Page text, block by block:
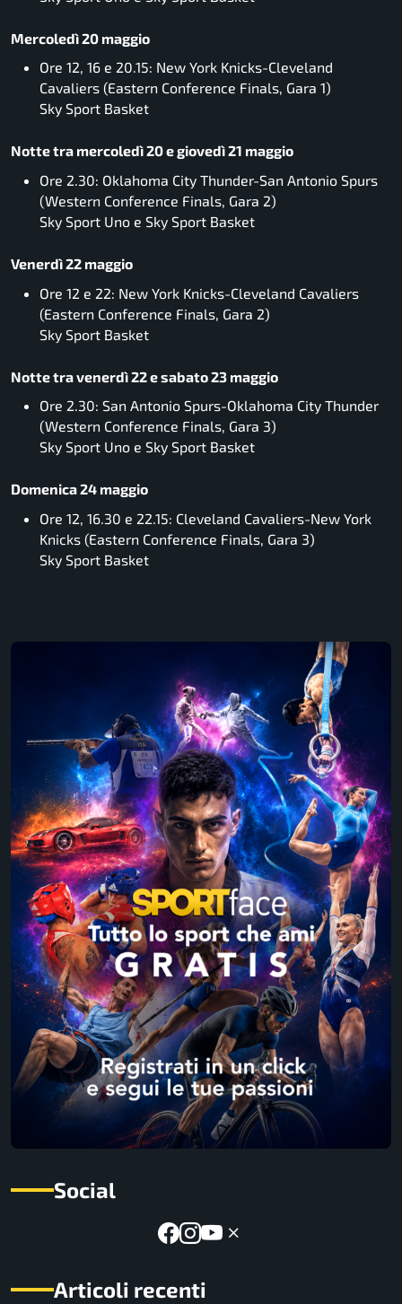
Mercoledì 20 maggio
Ore 12, 16 e 20.15: New York Knicks-Cleveland
Cavaliers (Eastern Conference Finals, Gara 1)
Sky Sport Basket
Notte tra mercoledì 20 e giovedì 21 maggio
Ore 2.30: Oklahoma City Thunder-San Antonio Spurs
(Western Conference Finals, Gara 2)
Sky Sport Uno e Sky Sport Basket
Venerdì 22 maggio
Ore 12 e 22: New York Knicks-Cleveland Cavaliers
(Eastern Conference Finals, Gara 2)
Sky Sport Basket
Notte tra venerdì 22 e sabato 23 maggio
Ore 2.30: San Antonio Spurs-Oklahoma City Thunder
(Western Conference Finals, Gara 3)
Sky Sport Uno e Sky Sport Basket
Domenica 24 maggio
Ore 12, 16.30 e 22.15: Cleveland Cavaliers-New York
Knicks (Eastern Conference Finals, Gara 3)
Sky Sport Basket
Social
Articoli recenti